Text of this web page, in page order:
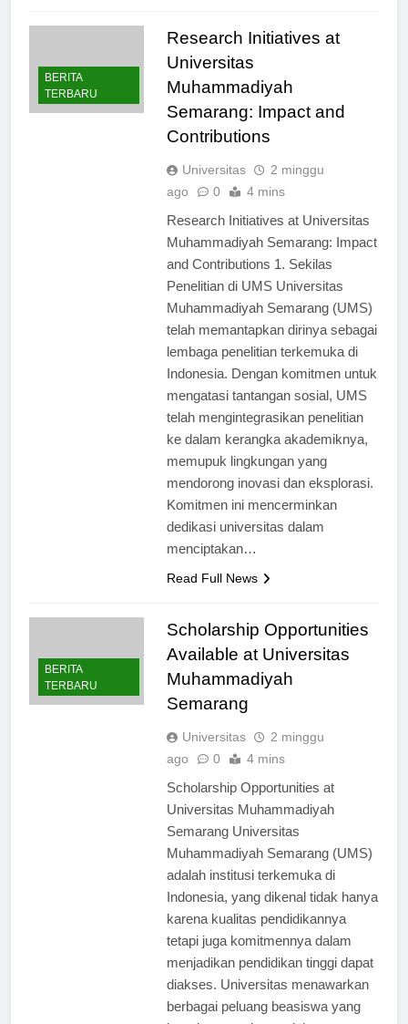
BERITA
Research Initiatives at
Universitas
Muhammadiyah
Semarang: Impact and
Universitas
2 minggu
Research Initiatives at Universitas
Muhammadiyah Semarang: Impact
and Contributions 1. Sekilas
Penelitian di UMS Universitas
Muhammadiyah Semarang (UMS)
telah memantapkan dirinya sebagai
lembaga penelitian terkemuka di
Indonesia. Dengan komitmen untuk
mengatasi tantangan sosial, UMS
telah mengintegrasikan penelitian
ke dalam kerangka akademiknya,
memupuk lingkungan yang
mendorong inovasi dan eksplorasi.
Komitmen ini mencerminkan
dedikasi universitas dalam
BERITA
Scholarship Opportunities
Available at Universitas
Muhammadiyah
Semarang
Universitas
2 minggu
Scholarship Opportunities at
Universitas Muhammadiyah
Semarang Universitas
Muhammadiyah Semarang (UMS)
adalah institusi terkemuka di
Indonesia, yang dikenal tidak hanya
karena kualitas pendidikannya
tetapi juga komitmennya dalam
menjadikan pendidikan tinggi dapat
diakses. Universitas menawarkan